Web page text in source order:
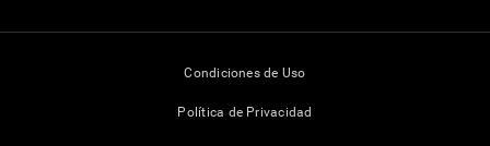
Condiciones de Uso
Política de Privacidad